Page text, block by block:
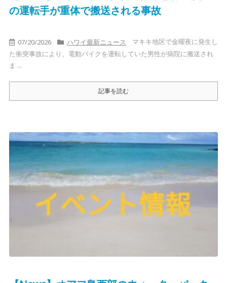
の運転手が重体で搬送される事故
07/20/2026 ハワイ最新ニュース
マキキ地区で金曜夜に発生し
た衝突事故により、電動バイクを運転していた男性が病院に搬送され
ま ...
記事を読む